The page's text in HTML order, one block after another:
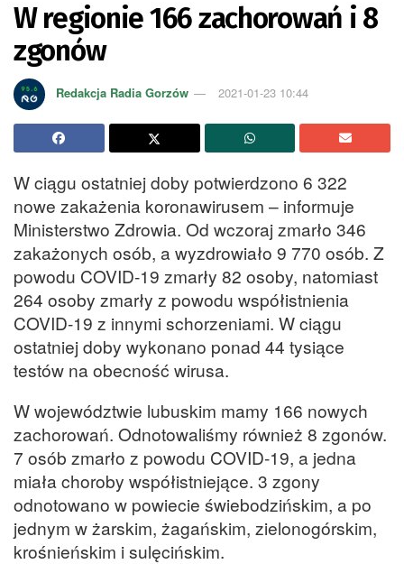
W regionie 166 zachorowań i 8
zgonów
Redakcja Radia Gorzów 2021-01-23 10:44
W ciągu ostatniej doby potwierdzono 6 322
nowe zakażenia koronawirusem – informuje
Ministerstwo Zdrowia. Od wczoraj zmarło 346
zakażonych osób, a wyzdrowiało 9 770 osób. Z
powodu COVID-19 zmarły 82 osoby, natomiast
264 osoby zmarły z powodu współistnienia
COVID-19 z innymi schorzeniami. W ciągu
ostatniej doby wykonano ponad 44 tysiące
testów na obecność wirusa.
W województwie lubuskim mamy 166 nowych
zachorowań. Odnotowaliśmy również 8 zgonów.
7 osób zmarło z powodu COVID-19, a jedna
miała choroby współistniejące. 3 zgony
odnotowano w powiecie świebodzińskim, a po
jednym w żarskim, żagańskim, zielonogórskim,
krośnieńskim i sulęcińskim.